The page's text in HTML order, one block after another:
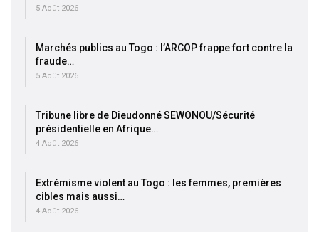
5 Août 2026
Marchés publics au Togo : l’ARCOP frappe fort contre la
fraude…
5 Août 2026
Tribune libre de Dieudonné SEWONOU/Sécurité
présidentielle en Afrique…
4 Août 2026
Extrémisme violent au Togo : les femmes, premières
cibles mais aussi…
4 Août 2026